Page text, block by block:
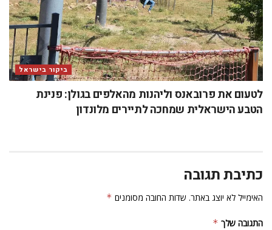
ביקור בישראל
לטעום את פרובאנס וליהנות מהאלפים בגולן: פנינת
הטבע הישראלית שמחכה לתיירים מלונדון
כתיבת תגובה
האימייל לא יוצג באתר. שדות החובה מסומנים *
התגובה שלך *